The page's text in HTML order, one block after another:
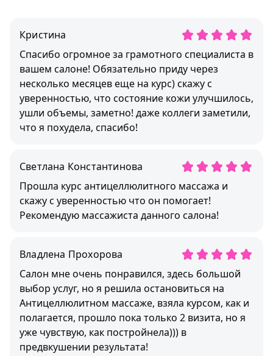
Кристина
Спасибо огромное за грамотного специалиста в
вашем салоне! Обязательно приду через
несколько месяцев еще на курс) скажу с
уверенностью, что состояние кожи улучшилось,
ушли объемы, заметно! даже коллеги заметили,
что я похудела, спасибо!
Светлана Константиновa
Прошла курс антицеллюлитного массажа и
скажу с уверенностью что он помогает!
Рекомендую массажиста данного салона!
Владлена Прохоровa
Салон мне очень понравился, здесь большой
выбор услуг, но я решила остановиться на
Антицеллюлитном массаже, взяла курсом, как и
полагается, прошло пока только 2 визита, но я
уже чувствую, как постройнела))) в
предвкушении результата!